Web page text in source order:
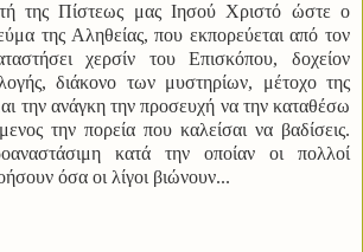
της Πίστεως μας Ιησού Χριστό ώστε ο
της Αληθείας, που εκπορεύεται από τον
χερσίν του Επισκόπου, δοχείον
διάκονο των μυστηρίων, μέτοχο της
την ανάγκη την προσευχή να την καταθέσω
την πορεία που καλείσαι να βαδίσεις.
κατά την οποίαν οι πολλοί
όσα οι λίγοι βιώνουν...